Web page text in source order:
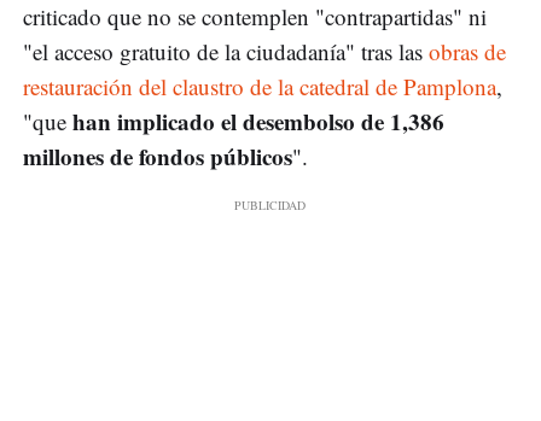
criticado que no se contemplen "contrapartidas" ni
"el acceso gratuito de la ciudadanía" tras las obras de
restauración del claustro de la catedral de Pamplona,
"que han implicado el desembolso de 1,386
millones de fondos públicos".